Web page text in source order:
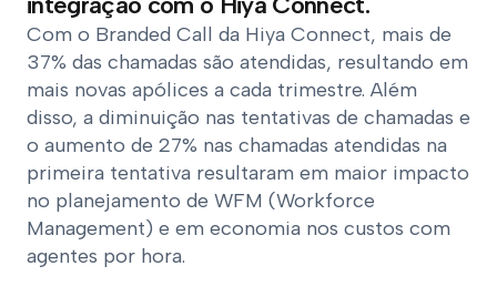
Com o Branded Call da Hiya Connect, mais de
37% das chamadas são atendidas, resultando em
mais novas apólices a cada trimestre. Além
disso, a diminuição nas tentativas de chamadas e
o aumento de 27% nas chamadas atendidas na
primeira tentativa resultaram em maior impacto
no planejamento de WFM (Workforce
Management) e em economia nos custos com
agentes por hora.